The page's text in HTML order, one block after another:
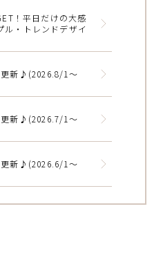
！平日だけの大感
・トレンドデザイ
更新♪(2026.8/1～
更新♪(2026.7/1～
更新♪(2026.6/1～